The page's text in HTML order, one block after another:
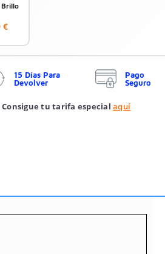
Brillo
€
15 Días Para
Devolver
Pago
Seguro
tu tarifa especial aquí